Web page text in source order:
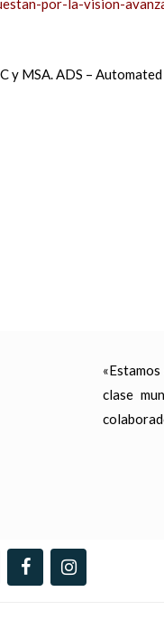
por-la-vision-
y MSA. ADS –
clase